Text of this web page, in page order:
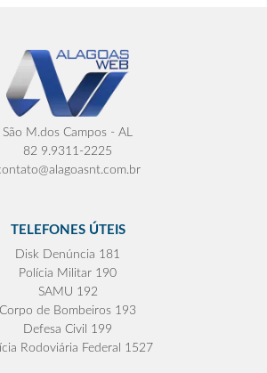
São M.dos Campos - AL
82 9.9311-2225
TELEFONES ÚTEIS
Disk Denúncia 181
Polícia Militar 190
SAMU 192
Corpo de Bombeiros 193
Defesa Civil 199
Rodoviária Federal 1527